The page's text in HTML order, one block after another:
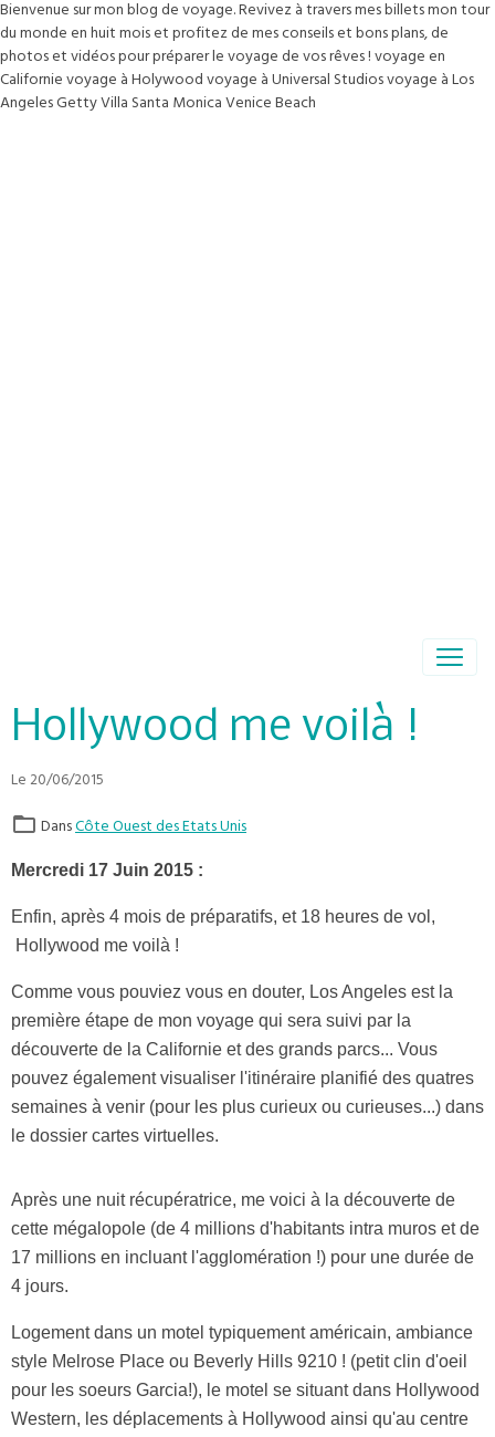
Bienvenue sur mon blog de voyage. Revivez à travers mes billets mon tour
du monde en huit mois et profitez de mes conseils et bons plans, de
photos et vidéos pour préparer le voyage de vos rêves ! voyage en
Californie voyage à Holywood voyage à Universal Studios voyage à Los
Angeles Getty Villa Santa Monica Venice Beach
Hollywood me voilà !
Le 20/06/2015
DansCôte Ouest des Etats Unis
Mercredi 17 Juin 2015 :
Enfin, après 4 mois de préparatifs, et 18 heures de vol,
Hollywood me voilà !
Comme vous pouviez vous en douter, Los Angeles est la
première étape de mon voyage qui sera suivi par la
découverte de la Californie et des grands parcs... Vous
pouvez également visualiser l'itinéraire planifié des quatres
semaines à venir (pour les plus curieux ou curieuses...) dans
le dossier cartes virtuelles.
Après une nuit récupératrice, me voici à la découverte de
cette mégalopole (de 4 millions d'habitants intra muros et de
17 millions en incluant l'agglomération !) pour une durée de
4 jours.
Logement dans un motel typiquement américain, ambiance
style Melrose Place ou Beverly Hills 9210 ! (petit clin d'oeil
pour les soeurs Garcia!), le motel se situant dans Hollywood
Western, les déplacements à Hollywood ainsi qu'au centre